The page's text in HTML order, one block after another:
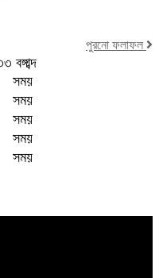
পুরনো ফলাফল
সময়
সময়
সময়
সময়
সময়